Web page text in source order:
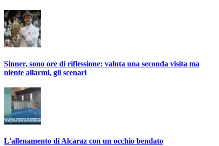
Sinner, sono ore di riflessione: valuta una seconda visita ma
niente allarmi, gli scenari
L'allenamento di Alcaraz con un occhio bendato